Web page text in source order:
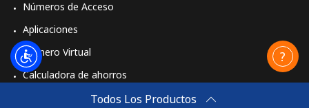
Todos Los Productos
Números de Acceso
Aplicaciones
Número Virtual
Calculadora de ahorros